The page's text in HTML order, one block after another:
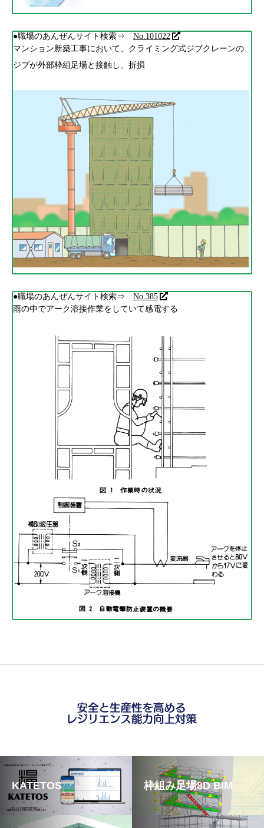
●職場のあんぜんサイト検索⇒ No.101022
マンション新築工事において、クライミング式ジブクレーンの
ジブが外部枠組足場と接触し、折損
●職場のあんぜんサイト検索⇒ No.385
雨の中でアーク溶接作業をしていて感電する
KATETOS 枠組み足場8D BIM